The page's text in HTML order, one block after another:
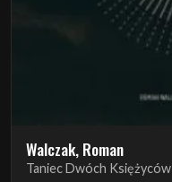
Walczak, Roman
Taniec Dwóch Księżyców